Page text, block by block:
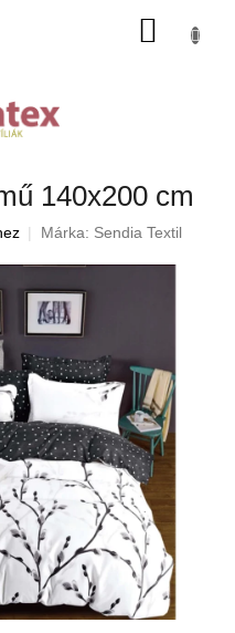
140x200 cm
Márka: Sendia Textil